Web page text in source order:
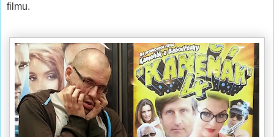
filmu.